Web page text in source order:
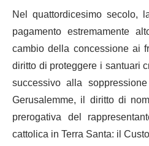
Nel quattordicesimo secolo,
pagamento estremamente
cambio della concessione ai
diritto di proteggere i santuari
successivo alla
Gerusalemme, il diritto di
prerogativa del
cattolica in Terra Santa: il